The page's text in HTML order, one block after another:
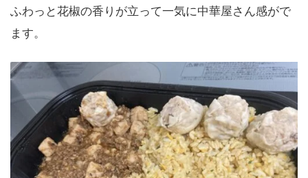
ふわっと花椒の香りが立って一気に中華屋さん感がで
ます。